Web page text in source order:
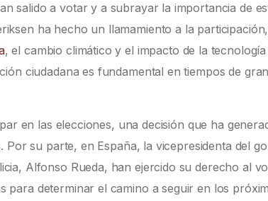
salido a votar y a subrayar la importancia de
ha hecho un llamamiento a la participación,
, el cambio climático y el impacto de la
ciudadana es fundamental en tiempos de
en las elecciones, una decisión que ha
su parte, en España, la vicepresidenta del
Alfonso Rueda, han ejercido su derecho al
para determinar el camino a seguir en los